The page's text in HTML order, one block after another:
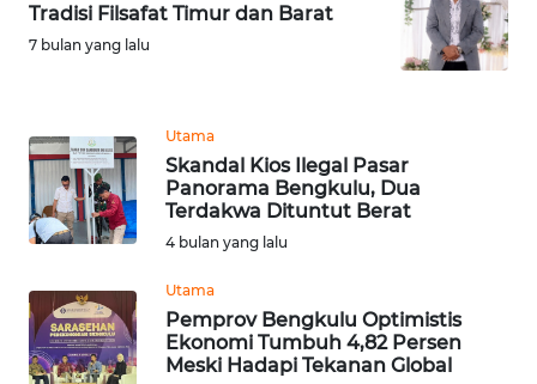
Tradisi Filsafat Timur dan Barat
7 bulan yang lalu
Utama
Skandal Kios Ilegal Pasar
Panorama Bengkulu, Dua
Terdakwa Dituntut Berat
4 bulan yang lalu
Utama
Pemprov Bengkulu Optimistis
Ekonomi Tumbuh 4,82 Persen
Meski Hadapi Tekanan Global
WN
WN
DANAU
TOBA
WN
LANGKAT